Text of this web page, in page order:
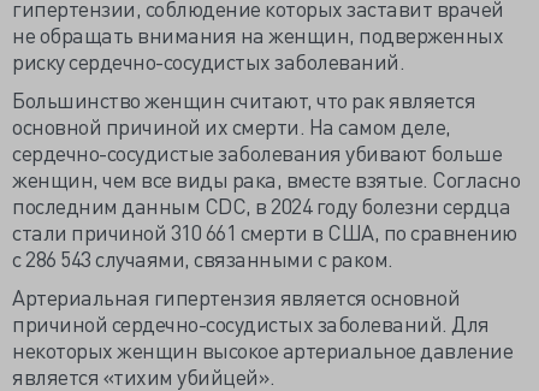
гипертензии, соблюдение которых заставит врачей
не обращать внимания на женщин, подверженных
риску сердечно-сосудистых заболеваний.
Большинство женщин считают, что рак является
основной причиной их смерти. На самом деле,
сердечно-сосудистые заболевания убивают больше
женщин, чем все виды рака, вместе взятые. Согласно
последним данным CDC, в 2024 году болезни сердца
стали причиной 310 661 смерти в США, по сравнению
с 286 543 случаями, связанными с раком.
Артериальная гипертензия является основной
причиной сердечно-сосудистых заболеваний. Для
некоторых женщин высокое артериальное давление
является «тихим убийцей».